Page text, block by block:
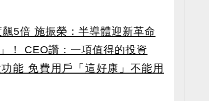
5倍 施振榮：半導體迎新革命
！ CEO讚：一項值得的投資
能 免費用戶「這好康」不能用